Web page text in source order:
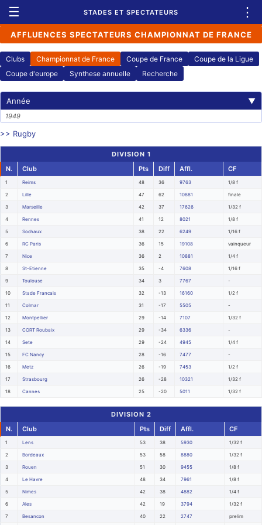
☰ STADES ET SPECTATEURS ⋮
AFFLUENCES SPECTATEURS CHAMPIONNAT DE FRANCE
Clubs Championnat de France Coupe de France
Coupe de la Ligue
Coupe d'europe
Synthese annuelle Recherche
Année ▼
1949
>> Rugby
DIVISION 1
N.
Club Pts Diff Affl. CF
1 Reims 48 36 9763 1/8 f
2 Lille 47 62 10881 finale
3 Marseille 42 37 17626 1/32 f
4 Rennes 41 12 8021 1/8 f
5 Sochaux 38 22 6249 1/16 f
6 RC Paris 36 15 19108 vainqueur
7 Nice 36 2 10881 1/4 f
8 St-Etienne 35 -4 7608 1/16 f
9 Toulouse 34 3 7767 -
10 Stade Francais 32 -13 16160 1/2 f
11 Colmar 31 -17 5505 -
12 Montpellier 29 -14 7107 1/32 f
13 CORT Roubaix 29 -34 6336 -
14 Sete 29 -24 4945 1/4 f
15 FC Nancy 28 -16 7477 -
16 Metz 26 -19 7453 1/2 f
17 Strasbourg 26 -28 10321 1/32 f
18 Cannes 25 -20 5011 1/32 f
DIVISION 2
N.
Club Pts Diff Affl. CF
1 Lens 53 38 5930 1/32 f
2 Bordeaux 53 58 8880 1/32 f
3 Rouen 51 30 9455 1/8 f
4 Le Havre 48 34 7961 1/8 f
5 Nimes 42 38 4882 1/4 f
6 Ales 42 19 3794 1/32 f
7 Besancon 40 22 2747 prelim